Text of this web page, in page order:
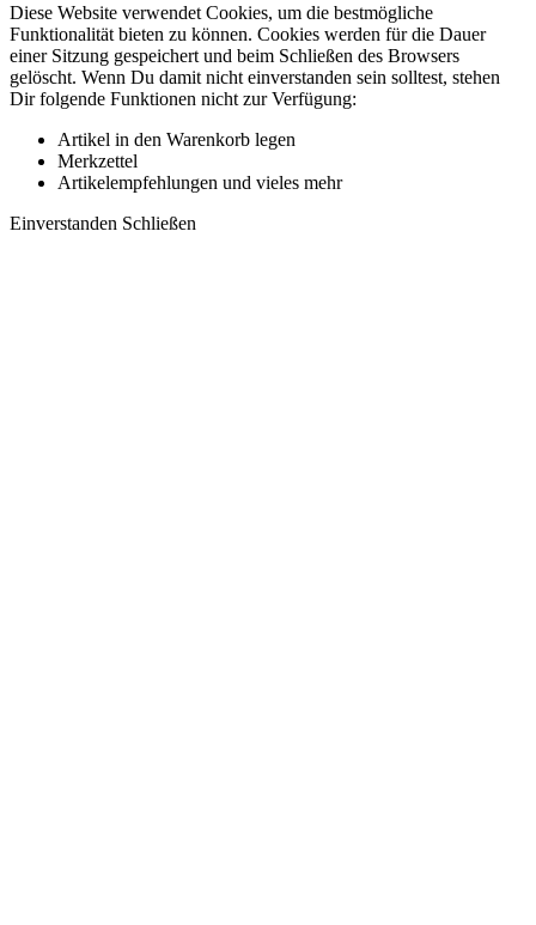
Diese Website verwendet Cookies, um die bestmögliche
Funktionalität bieten zu können. Cookies werden für die Dauer
einer Sitzung gespeichert und beim Schließen des Browsers
gelöscht. Wenn Du damit nicht einverstanden sein solltest, stehen
Dir folgende Funktionen nicht zur Verfügung:
Artikel in den Warenkorb legen
Merkzettel
Artikelempfehlungen und vieles mehr
Einverstanden Schließen